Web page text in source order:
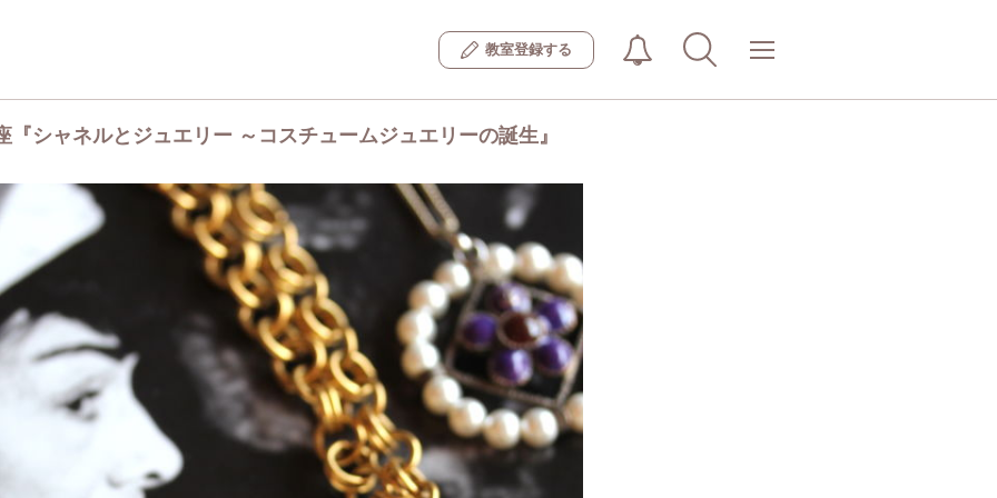
教室登録する
『シャネルとジュエリー ～コスチュームジュエリーの誕生』